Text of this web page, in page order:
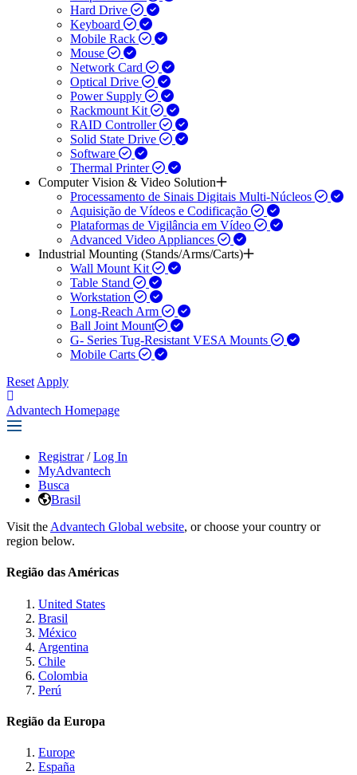
Hard Drive
Keyboard
Mobile Rack
Mouse
Network Card
Optical Drive
Power Supply
Rackmount Kit
RAID Controller
Solid State Drive
Software
Thermal Printer
Computer Vision & Video Solution
Processamento de Sinais Digitais Multi-Núcleos
Aquisição de Vídeos e Codificação
Plataformas de Vigilância em Vídeo
Advanced Video Appliances
Industrial Mounting (Stands/Arms/Carts)
Wall Mount Kit
Table Stand
Workstation
Long-Reach Arm
Ball Joint Mount​
G- Series Tug-Resistant VESA Mounts
Mobile Carts
Reset Apply
Advantech Homepage
Registrar / Log In
MyAdvantech
Busca
Brasil
Visit the Advantech Global website, or choose your country or
region below.
Região das Américas
United States
Brasil
México
Argentina
Chile
Colombia
Perú
Região da Europa
Europe
España